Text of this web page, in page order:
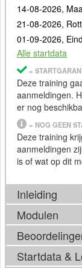
14-08-2026,
21-08-2026,
01-09-2026,
Alle startdata
=
Deze training
aanmeldingen.
er nog
= NOG GEEN
Deze training
aanmeldingen
is of wat op dit
Inleiding
OverDelphi
Delphi is een
de
Modulen
Delphi: de
Simon
Startdata &